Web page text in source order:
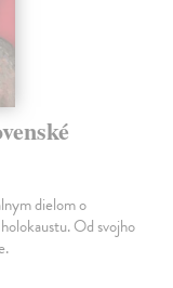
dielom o
Od svojho